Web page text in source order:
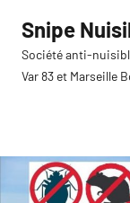
contenu
Snipe
Société anti-
Var 83 et Marseille